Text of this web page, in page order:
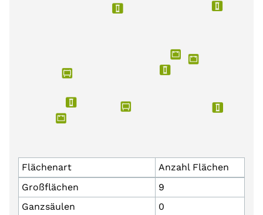
Flächenart
Anzahl Flächen
Großflächen
9
Ganzsäulen
0